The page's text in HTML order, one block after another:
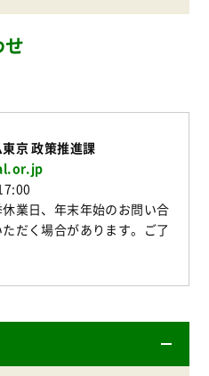
京 政策推進課
業日、年末年始のお問い合
だく場合があります。ご了